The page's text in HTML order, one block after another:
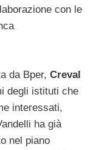
con le
da Bper, Creval
degli istituti che
interessati,
ha già
nel piano